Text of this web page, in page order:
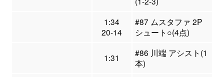
1:34
20-14
#87 ムスタファ 2P
シュート○(4点)
1:31
#86 川端 アシスト(1
本)